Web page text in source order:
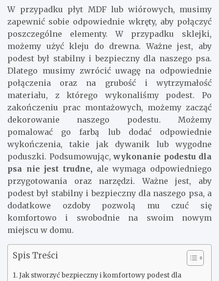
W przypadku płyt MDF lub wiórowych, musimy
zapewnić sobie odpowiednie wkręty, aby połączyć
poszczególne elementy. W przypadku sklejki,
możemy użyć kleju do drewna. Ważne jest, aby
podest był stabilny i bezpieczny dla naszego psa.
Dlatego musimy zwrócić uwagę na odpowiednie
połączenia oraz na grubość i wytrzymałość
materiału, z którego wykonaliśmy podest. Po
zakończeniu prac montażowych, możemy zacząć
dekorowanie naszego podestu. Możemy
pomalować go farbą lub dodać odpowiednie
wykończenia, takie jak dywanik lub wygodne
poduszki. Podsumowując, wykonanie podestu dla
psa nie jest trudne, ale wymaga odpowiedniego
przygotowania oraz narzędzi. Ważne jest, aby
podest był stabilny i bezpieczny dla naszego psa, a
dodatkowe ozdoby pozwolą mu czuć się
komfortowo i swobodnie na swoim nowym
miejscu w domu.
Spis Treści
Jak stworzyć bezpieczny i komfortowy podest dla